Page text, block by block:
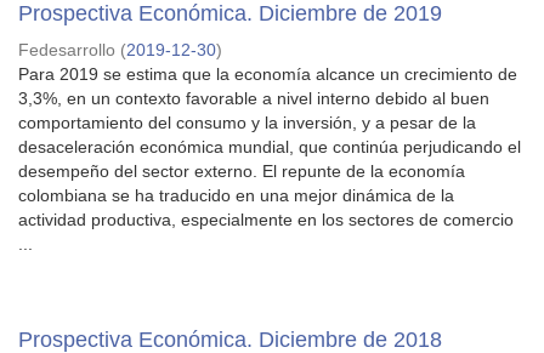
Prospectiva Económica. Diciembre de 2019
Fedesarrollo (2019-12-30)
Para 2019 se estima que la economía alcance un crecimiento de
3,3%, en un contexto favorable a nivel interno debido al buen
comportamiento del consumo y la inversión, y a pesar de la
desaceleración económica mundial, que continúa perjudicando el
desempeño del sector externo. El repunte de la economía
colombiana se ha traducido en una mejor dinámica de la
actividad productiva, especialmente en los sectores de comercio
Prospectiva Económica. Diciembre de 2018